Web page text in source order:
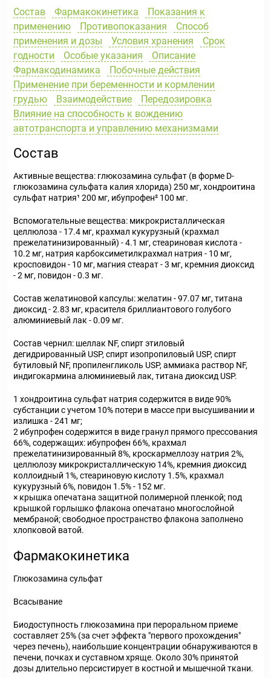
Состав Фармакокинетика
Показания к
применению
Противопоказания
Способ
применения и дозы
Условия хранения
Срок
годности
Особые указания
Описание
Фармакодинамика
Побочные действия
Применение при беременности и кормлении
грудью
Взаимодействие
Передозировка
Влияние на способность к вождению
автотранспорта и управлению механизмами
Состав
Активные вещества: глюкозамина сульфат (в форме D-
глюкозамина сульфата калия хлорида) 250 мг, хондроитина
сульфат натрия¹ 200 мг, ибупрофен² 100 мг.
Вспомогательные вещества: микрокристаллическая
целлюлоза - 17.4 мг, крахмал кукурузный (крахмал
прежелатинизированный) - 4.1 мг, стеариновая кислота -
10.2 мг, натрия карбоксиметилкрахмал натрия - 10 мг,
кросповидон - 10 мг, магния стеарат - 3 мг, кремния диоксид
- 2 мг, повидон - 0.3 мг.
Состав желатиновой капсулы: желатин - 97.07 мг, титана
диоксид - 2.83 мг, красителя бриллиантового голубого
алюминиевый лак - 0.09 мг.
Состав чернил: шеллак NF, спирт этиловый
дегидрированный USP, спирт изопропиловый USP, спирт
бутиловый NF, пропиленгликоль USP, аммиака раствор NF,
индигокармина алюминиевый лак, титана диоксид USP.
1 хондроитина сульфат натрия содержится в виде 90%
субстанции с учетом 10% потери в массе при высушивании и
излишка - 241 мг;
2 ибупрофен содержится в виде гранул прямого прессования
66%, содержащих: ибупрофен 66%, крахмал
прежелатинизированный 8%, кроскармеллозу натрия 2%,
целлюлозу микрокристаллическую 14%, кремния диоксид
коллоидный 1%, стеариновую кислоту 1.5%, крахмал
кукурузный 6%, повидон 1.5% - 152 мг.
× крышка опечатана защитной полимерной пленкой; под
крышкой горлышко флакона опечатано многослойной
мембраной; свободное пространство флакона заполнено
хлопковой ватой.
Фармакокинетика
Глюкозамина сульфат
Всасывание
Биодоступность глюкозамина при пероральном приеме
составляет 25% (за счет эффекта "первого прохождения"
через печень), наибольшие концентрации обнаруживаются в
печени, почках и суставном хряще. Около 30% принятой
дозы длительно персистирует в костной и мышечной ткани.